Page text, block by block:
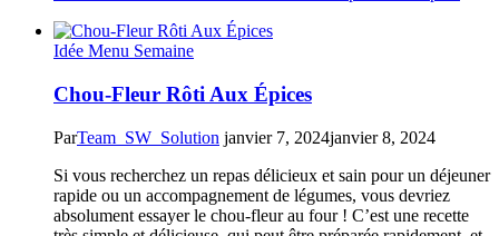
Idée Menu Semaine
Chou-Fleur Rôti Aux Épices
ParTeam_SW_Solution janvier 7, 2024janvier 8, 2024
Si vous recherchez un repas délicieux et sain pour un déjeuner
rapide ou un accompagnement de légumes, vous devriez
absolument essayer le chou-fleur au four ! C’est une recette